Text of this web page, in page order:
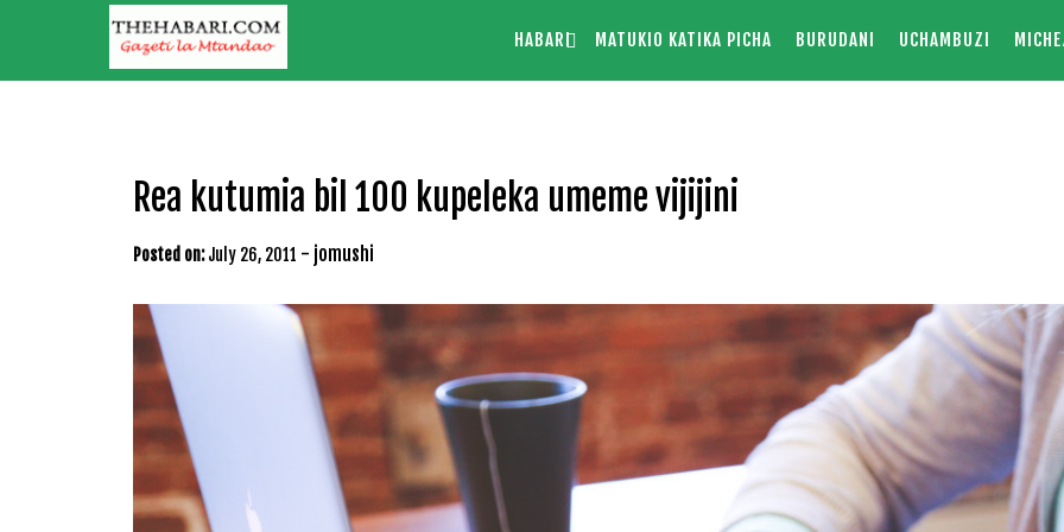
HABARI MATUKIO KATIKA PICHA BURUDANI UCHAMBUZI
Rea kutumia bil 100 kupeleka umeme vijijini
Posted on: July 26, 2011 - jomushi